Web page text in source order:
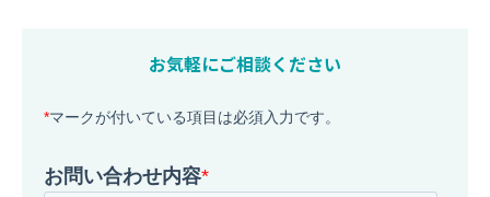
お気軽にご相談ください